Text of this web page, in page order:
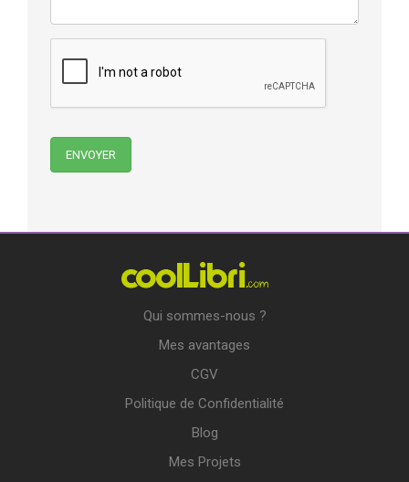
Qui sommes-nous ?
Mes avantages
CGV
Politique de Confidentialité
Blog
Mes Projets